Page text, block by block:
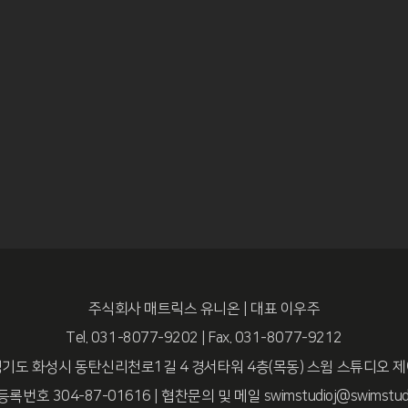
주식회사 매트릭스 유니온 | 대표 이우주
Tel. 031-8077-9202 | Fax. 031-8077-9212
기도 화성시 동탄신리천로1길 4 경서타워 4층(목동) 스윔 스튜디오 제
록번호 304-87-01616 | 협찬문의 및 메일